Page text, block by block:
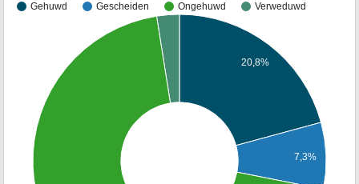
Gehuwd Gescheiden Ongehuwd Verweduwd
20,8%
7,3%